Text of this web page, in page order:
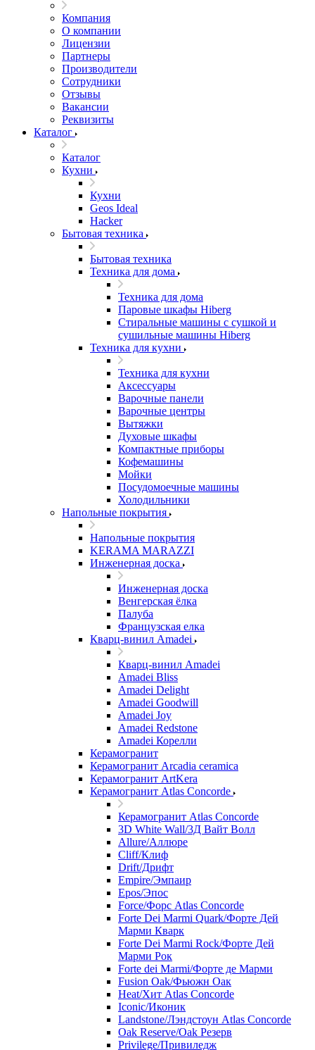
Компания
О компании
Лицензии
Партнеры
Производители
Сотрудники
Отзывы
Вакансии
Реквизиты
Каталог
Каталог
Кухни
Кухни
Geos Ideal
Hacker
Бытовая техника
Бытовая техника
Техника для дома
Техника для дома
Паровые шкафы Hiberg
Стиральные машины с сушкой и
сушильные машины Hiberg
Техника для кухни
Техника для кухни
Аксессуары
Варочные панели
Варочные центры
Вытяжки
Духовые шкафы
Компактные приборы
Кофемашины
Мойки
Посудомоечные машины
Холодильники
Напольные покрытия
Напольные покрытия
KERAMA MARAZZI
Инженерная доска
Инженерная доска
Венгерская ёлка
Палуба
Французская елка
Кварц-винил Amadei
Кварц-винил Amadei
Amadei Bliss
Amadei Delight
Amadei Goodwill
Amadei Joy
Amadei Redstone
Amadei Корелли
Керамогранит
Керамогранит Arcadia ceramica
Керамогранит ArtKera
Керамогранит Atlas Concorde
Керамогранит Atlas Concorde
3D White Wall/3Д Вайт Волл
Allure/Аллюрe
Cliff/Клиф
Drift/Дрифт
Empire/Эмпаир
Epos/Эпос
Force/Фoрс Atlas Concorde
Forte Dei Marmi Quark/Форте Дей
Марми Кварк
Forte Dei Marmi Rock/Форте Дей
Марми Рок
Forte dei Marmi/Форте де Марми
Fusion Oak/Фьюжн Оак
Heat/Xит Atlas Concorde
Iconic/Иконик
Landstone/Лэндстоун Atlas Concorde
Oak Reserve/Оak Резepв
Privilege/Привиледж